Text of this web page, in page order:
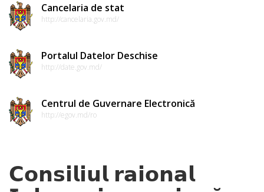
Cancelaria de stat
http://cancelaria.gov.md/
Portalul Datelor Deschise
http://date.gov.md/
Centrul de Guvernare Electronică
http://egov.md/ro
𝗖𝗼𝗻𝘀𝗶𝗹𝗶𝘂𝗹 𝗿𝗮𝗶𝗼𝗻𝗮𝗹